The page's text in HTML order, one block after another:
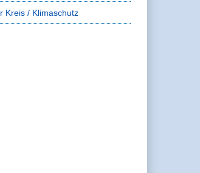
Kreis / Klimaschutz